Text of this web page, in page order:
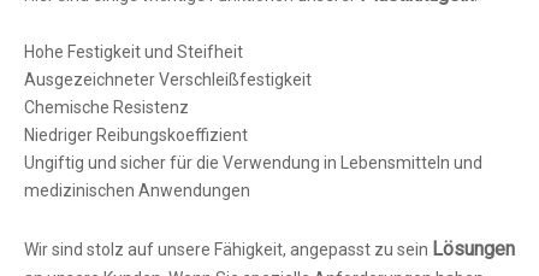
Hohe Festigkeit und Steifheit
Ausgezeichneter Verschleißfestigkeit
Chemische Resistenz
Niedriger Reibungskoeffizient
Ungiftig und sicher für die Verwendung in Lebensmitteln und
medizinischen Anwendungen
Wir sind stolz auf unsere Fähigkeit, angepasst zu sein Lösungen